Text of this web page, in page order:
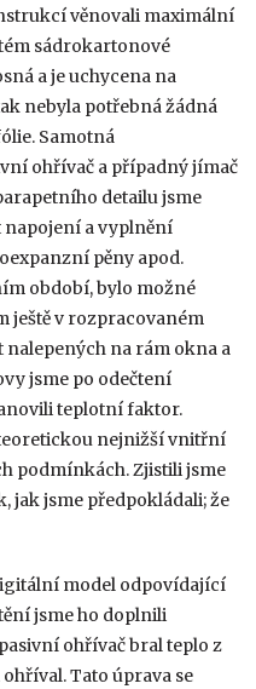
věnovali maximální
sádrokartonové
a je uchycena na
nebyla potřebná žádná
Samotná
ohřívač a případný jímač
detailu jsme
napojení a vyplnění
pěny apod.
období, bylo možné
ještě v rozpracovaném
nalepených na rám okna a
jsme po odečtení
teplotní faktor.
nejnižší vnitřní
podmínkách. Zjistili jsme
jak jsme předpokládali; že
model odpovídající
jsme ho doplnili
ohřívač bral teplo z
Tato úprava se